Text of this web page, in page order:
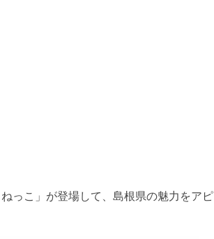
っこ」が登場して、島根県の魅力をアピ